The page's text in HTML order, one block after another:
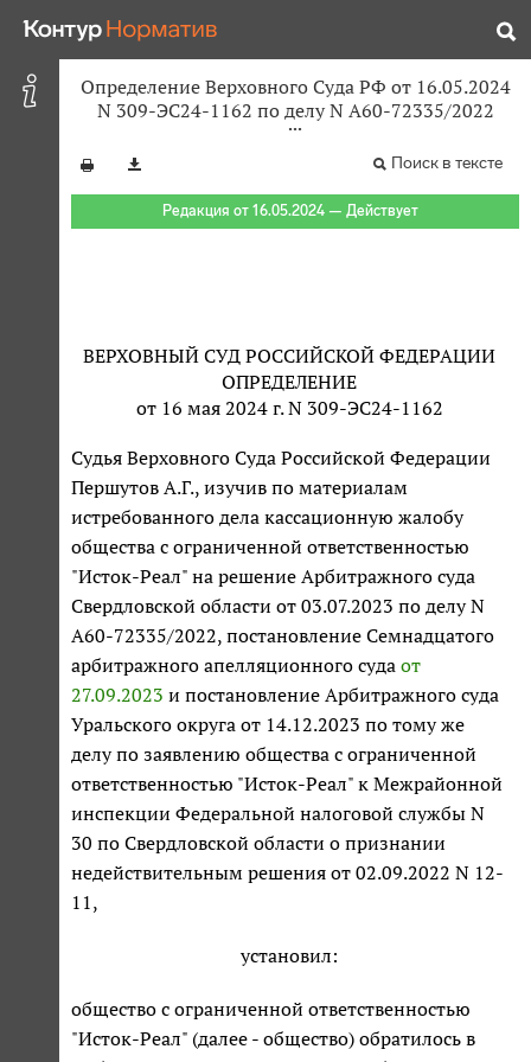
Определение Верховного Суда РФ от 16.05.2024
N 309-ЭС24-1162 по делу N А60-72335/2022
Поиск в тексте
Редакция от 16.05.2024 — Действует
ВЕРХОВНЫЙ СУД РОССИЙСКОЙ ФЕДЕРАЦИИ
ОПРЕДЕЛЕНИЕ
от 16 мая 2024 г. N 309-ЭС24-1162
Судья Верховного Суда Российской Федерации
Першутов А.Г., изучив по материалам
истребованного дела кассационную жалобу
общества с ограниченной ответственностью
"Исток-Реал" на решение Арбитражного суда
Свердловской области от 03.07.2023 по делу N
А60-72335/2022, постановление Семнадцатого
арбитражного апелляционного суда от
27.09.2023 и постановление Арбитражного суда
Уральского округа от 14.12.2023 по тому же
делу по заявлению общества с ограниченной
ответственностью "Исток-Реал" к Межрайонной
инспекции Федеральной налоговой службы N
30 по Свердловской области о признании
недействительным решения от 02.09.2022 N 12-
11,
установил:
общество с ограниченной ответственностью
"Исток-Реал" (далее - общество) обратилось в